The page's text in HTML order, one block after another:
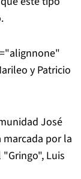
y Patricio
José
por la
Luis